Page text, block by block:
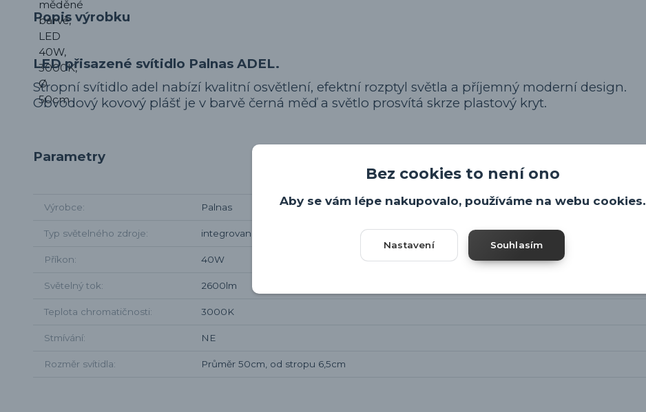
Popis výrobku
LED přisazené svítidlo Palnas ADEL.
Stropní svítidlo adel nabízí kvalitní osvětlení, efektní rozptyl světla a příjemný moderní design.
Obvodový kovový plášť je v barvě černá měď a světlo prosvítá skrze plastový kryt.
Parametry
Výrobce Palnas
Typ světelného zdroje integrované LED
Příkon 40W
Světelný tok 2600lm
Teplota chromatičnosti 3000K
Stmívání NE
Rozměr svítidla Průměr 50cm, od stropu 6,5cm
Bez cookies to není ono
Aby se vám lépe nakupovalo, používáme na webu cookies.
Nastavení Souhlasím